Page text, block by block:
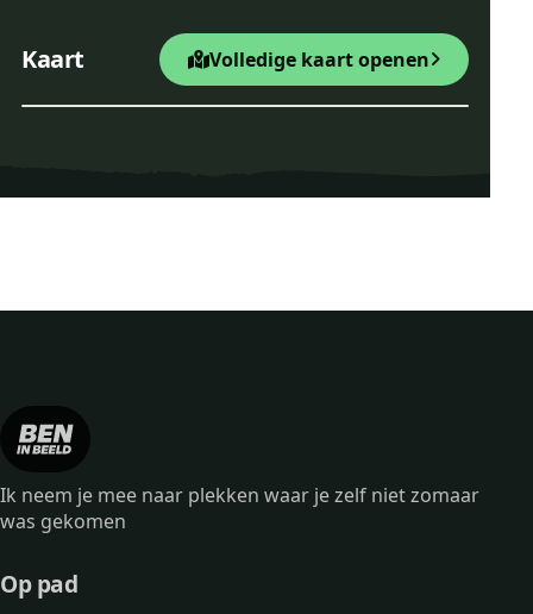
Kaart Volledige kaart openen
Startpunt Wandelroute
−
Ik neem je mee naar plekken waar je zelf niet zomaar
was gekomen
Op pad